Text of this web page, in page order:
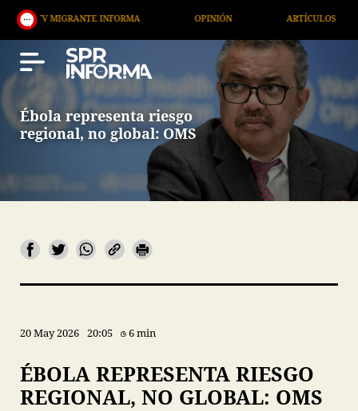
MIGRANTE INFORMA ARTÍCULOS
Ébola representa riesgo
regional, no global: OMS
20 May 2026 20:05 6 min
ÉBOLA REPRESENTA RIESGO
REGIONAL, NO GLOBAL: OMS